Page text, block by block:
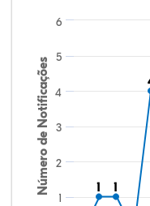
Número de Notificações 11 11
1
2
3
4
5
6